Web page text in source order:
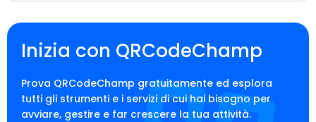
Inizia con QRCodeChamp
Prova QRCodeChamp gratuitamente ed esplora
tutti gli strumenti e i servizi di cui hai bisogno per
avviare, gestire e far crescere la tua attività.